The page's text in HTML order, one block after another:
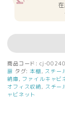
商品コード: cj-00240
扉 タグ:本棚 , スチー
納庫 , ファイルキャビ
オフィス収納 , スチー
ャビネット